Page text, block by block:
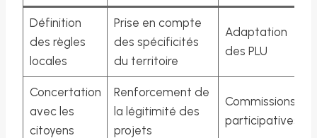
Définition
des règles
locales
Prise en compte
des spécificités
du territoire
Adaptation
des PLU
Concertation
avec les
citoyens
Renforcement de
la légitimité des
projets
Commissions
participatives